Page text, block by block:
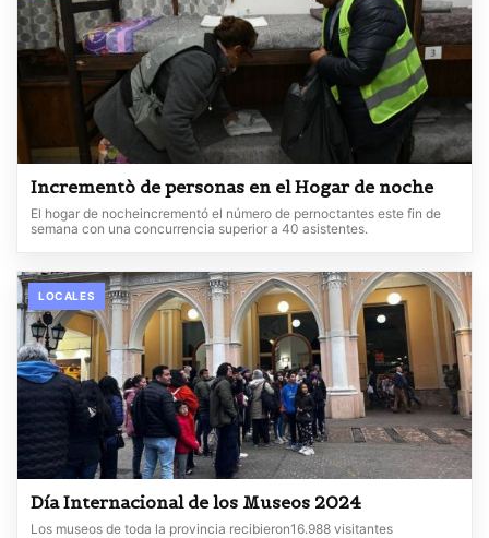
Incrementò de personas en el Hogar de noche
El hogar de nocheincrementó el número de pernoctantes este fin de
semana con una concurrencia superior a 40 asistentes.
LOCALES
Día Internacional de los Museos 2024
Los museos de toda la provincia recibieron16.988 visitantes